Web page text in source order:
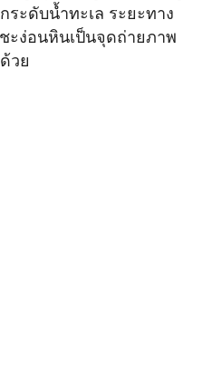
ระดับน้ำทะเล ระยะทาง
ะง่อนหินเป็นจุดถ่ายภาพ
วย